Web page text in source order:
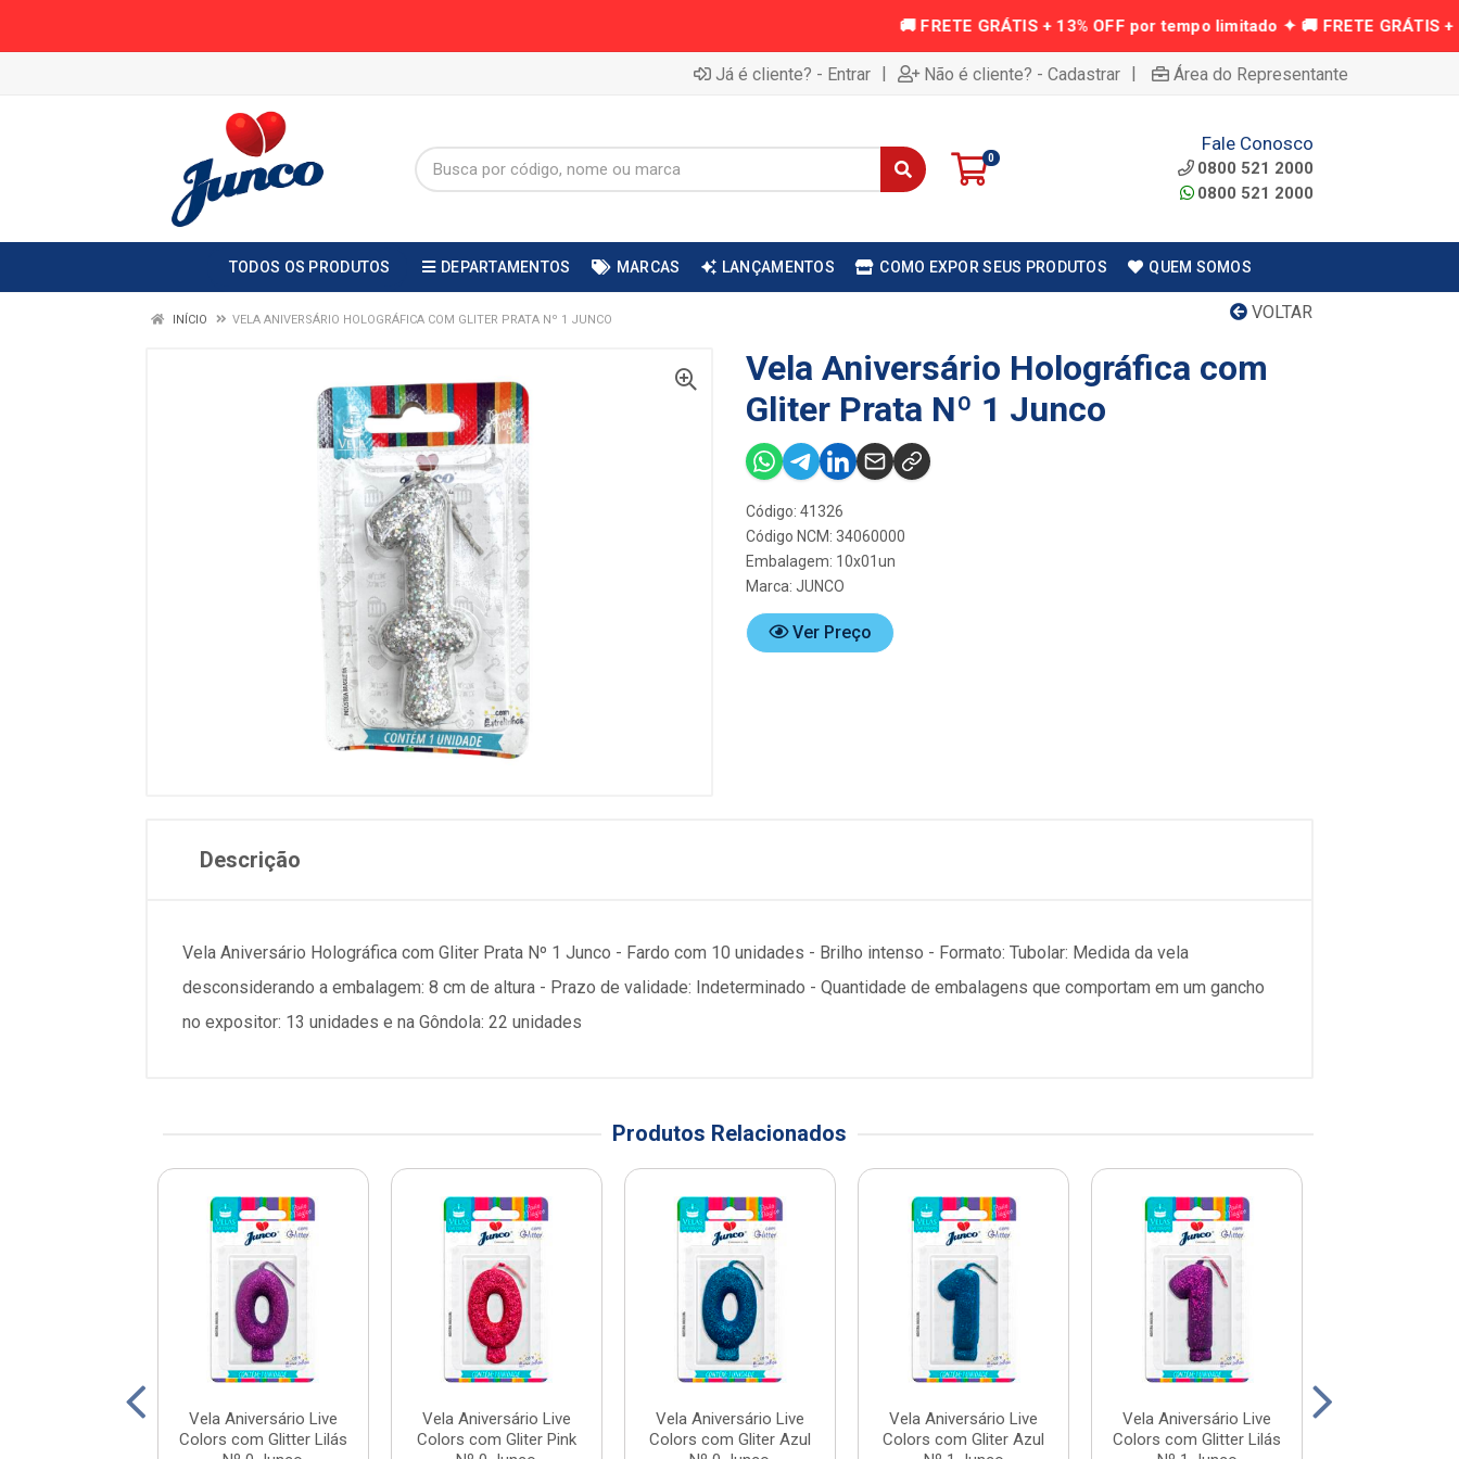
Já é cliente? - Entrar | Não é cliente? - Cadastrar | Área do Representante
0
Fale Conosco
0800 521 2000
0800 521 2000
TODOS OS PRODUTOS DEPARTAMENTOS MARCAS LANÇAMENTOS COMO EXPOR SEUS PRODUTOS QUEM SOMOS
VOLTAR
INÍCIO VELA ANIVERSÁRIO HOLOGRÁFICA COM GLITER PRATA Nº 1 JUNCO
Vela Aniversário Holográfica com
Gliter Prata Nº 1 Junco
Código: 41326
Código NCM: 34060000
Embalagem: 10x01un
Marca: JUNCO
Ver Preço
Descrição
Vela Aniversário Holográfica com Gliter Prata Nº 1 Junco - Fardo com 10 unidades - Brilho intenso - Formato: Tubolar: Medida da vela
desconsiderando a embalagem: 8 cm de altura - Prazo de validade: Indeterminado - Quantidade de embalagens que comportam em um gancho
no expositor: 13 unidades e na Gôndola: 22 unidades
Produtos Relacionados
Vela Aniversário Live
Colors com Glitter Lilás
Vela Aniversário Live
Colors com Gliter Pink
Vela Aniversário Live
Colors com Gliter Azul
Vela Aniversário Live
Colors com Gliter Azul
Vela Aniversário Live
Colors com Glitter Lilás